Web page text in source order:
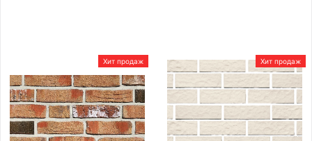
Хит продаж Хит продаж